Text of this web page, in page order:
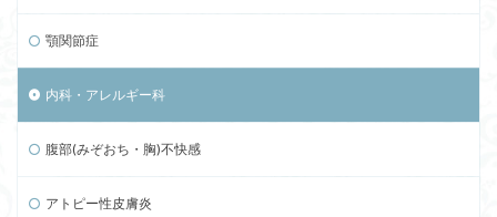
顎関節症
内科・アレルギー科
腹部(みぞおち・胸)不快感
アトピー性皮膚炎